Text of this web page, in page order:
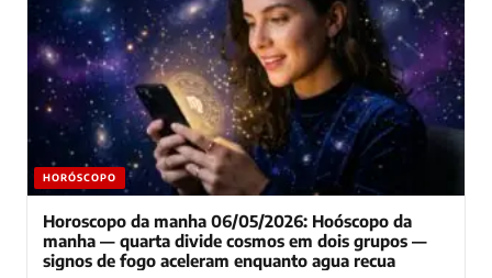
HORÓSCOPO
Horoscopo da manha 06/05/2026: Hoóscopo da
manha — quarta divide cosmos em dois grupos —
signos de fogo aceleram enquanto agua recua